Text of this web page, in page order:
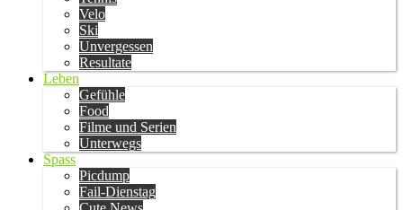
Velo
Ski
Unvergessen
Resultate
Leben
Gefühle
Food
Filme und Serien
Unterwegs
Spass
Picdump
Fail-Dienstag